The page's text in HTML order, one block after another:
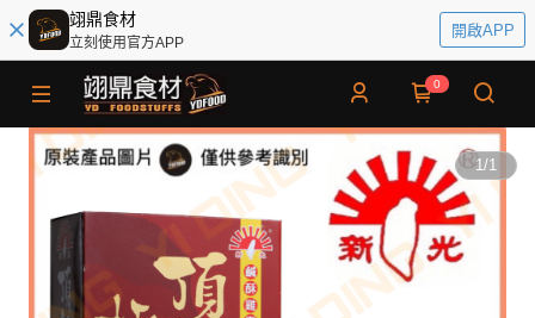
翊鼎食材
立刻使用官方APP
開啟APP
0
1/1